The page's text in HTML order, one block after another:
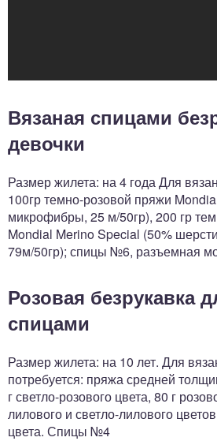
Вязаная спицами
девочки
Размер жилета: на 4 года Для
100гр темно-розовой пряжи
микрофибры, 25 м/50гр), 200 гр
Mondial Merino Special (50%
79м/50гр); спицы №6, разъемная
Розовая безрукавка
спицами
Размер жилета: на 10 лет. Для
потребуется: пряжа средней
г светло-розового цвета, 80 г
лилового и светло-лилового
цвета. Спицы №4